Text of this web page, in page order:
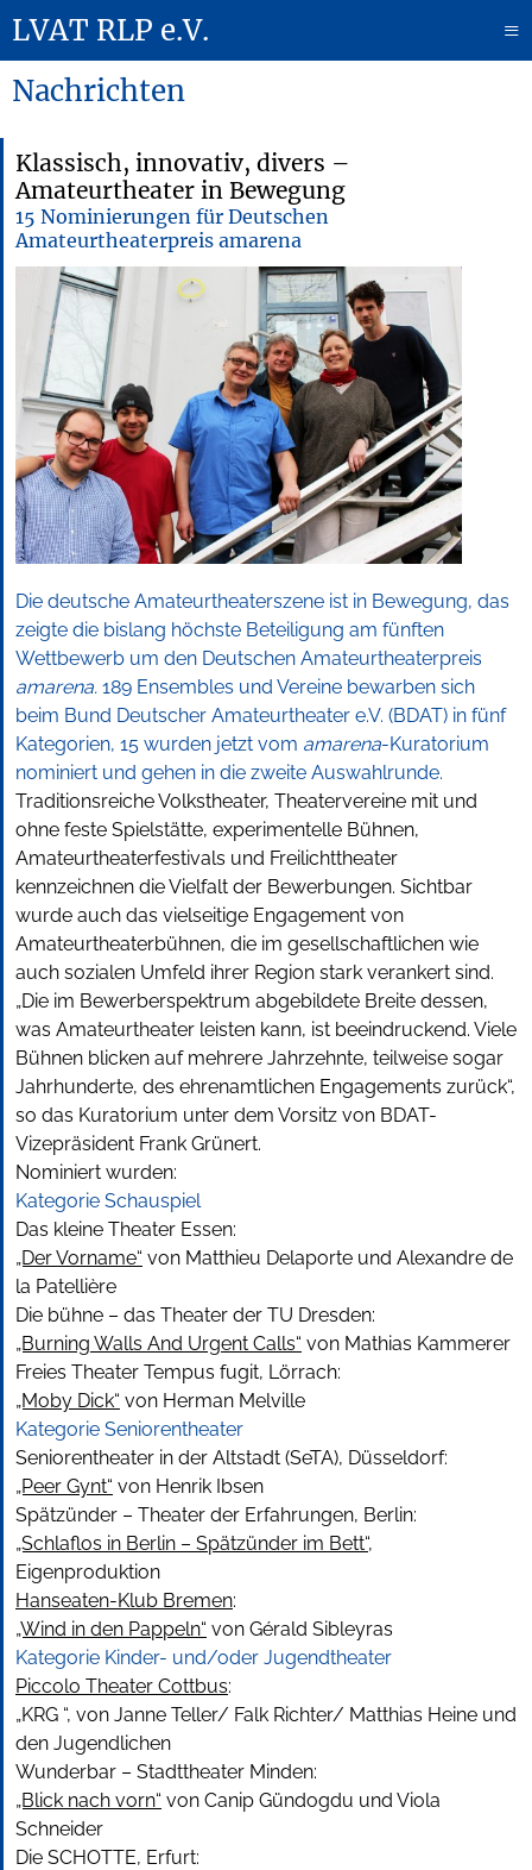
LVAT RLP e.V.
≡
Nachrichten
Klassisch, innovativ, divers –
Amateurtheater in Bewegung
15 Nominierungen für Deutschen
Amateurtheaterpreis amarena
Die deutsche Amateurtheaterszene ist in Bewegung, das
zeigte die bislang höchste Beteiligung am fünften
Wettbewerb um den Deutschen Amateurtheaterpreis
amarena. 189 Ensembles und Vereine bewarben sich
beim Bund Deutscher Amateurtheater e.V. (BDAT) in fünf
Kategorien, 15 wurden jetzt vom amarena-Kuratorium
nominiert und gehen in die zweite Auswahlrunde.
Traditionsreiche Volkstheater, Theatervereine mit und
ohne feste Spielstätte, experimentelle Bühnen,
Amateurtheaterfestivals und Freilichttheater
kennzeichnen die Vielfalt der Bewerbungen. Sichtbar
wurde auch das vielseitige Engagement von
Amateurtheaterbühnen, die im gesellschaftlichen wie
auch sozialen Umfeld ihrer Region stark verankert sind.
„Die im Bewerberspektrum abgebildete Breite dessen,
was Amateurtheater leisten kann, ist beeindruckend. Viele
Bühnen blicken auf mehrere Jahrzehnte, teilweise sogar
Jahrhunderte, des ehrenamtlichen Engagements zurück“,
so das Kuratorium unter dem Vorsitz von BDAT-
Vizepräsident Frank Grünert.
Nominiert wurden:
Kategorie Schauspiel
Das kleine Theater Essen:
„Der Vorname“ von Matthieu Delaporte und Alexandre de
la Patellière
Die bühne – das Theater der TU Dresden:
„Burning Walls And Urgent Calls“ von Mathias Kammerer
Freies Theater Tempus fugit, Lörrach:
„Moby Dick“ von Herman Melville
Kategorie Seniorentheater
Seniorentheater in der Altstadt (SeTA), Düsseldorf:
„Peer Gynt“ von Henrik Ibsen
Spätzünder – Theater der Erfahrungen, Berlin:
„Schlaflos in Berlin – Spätzünder im Bett“,
Eigenproduktion
Hanseaten-Klub Bremen:
„Wind in den Pappeln“ von Gérald Sibleyras
Kategorie Kinder- und/oder Jugendtheater
Piccolo Theater Cottbus:
„KRG “, von Janne Teller/ Falk Richter/ Matthias Heine und
den Jugendlichen
Wunderbar – Stadttheater Minden:
„Blick nach vorn“ von Canip Gündogdu und Viola
Schneider
Die SCHOTTE, Erfurt: